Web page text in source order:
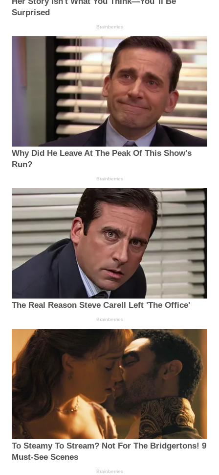
Surprised
Brainberries
Why Did He Leave At The Peak Of This Show's
Run?
Brainberries
The Real Reason Steve Carell Left 'The Office'
Brainberries
To Steamy To Stream? Not For The Bridgertons! 9
Must-See Scenes
Brainberries